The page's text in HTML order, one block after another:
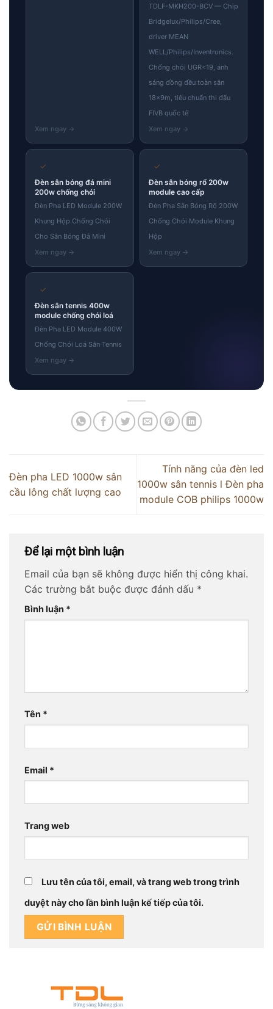
TDLF-MKH200-BCV — Chip
Bridgelux/Philips/Cree,
driver MEAN
WELL/Philips/Inventronics.
Chống chói UGR<19, ánh
sáng đồng đều toàn sân
18×9m, tiêu chuẩn thi đấu
FIVB quốc tế
✓
Đèn sân bóng đá mini
200w chống chói
Đèn Pha LED Module 200W
Khung Hộp Chống Chói
Cho Sân Bóng Đá Mini
✓
Đèn sân bóng rổ 200w
module cao cấp
Đèn Pha Sân Bóng Rổ 200W
Chống Chói Module Khung
Hộp
✓
Đèn sân tennis 400w
module chống chói loá
Đèn Pha LED Module 400W
Chống Chói Loá Sân Tennis
Đèn pha LED 1000w sân
cầu lông chất lượng cao
Tính năng của đèn led
1000w sân tennis l Đèn pha
module COB philips 1000w
Để lại một bình luận
Email của bạn sẽ không được hiển thị công khai.
Các trường bắt buộc được đánh dấu *
Bình luận *
Tên *
Email *
Trang web
Lưu tên của tôi, email, và trang web trong trình
duyệt này cho lần bình luận kế tiếp của tôi.